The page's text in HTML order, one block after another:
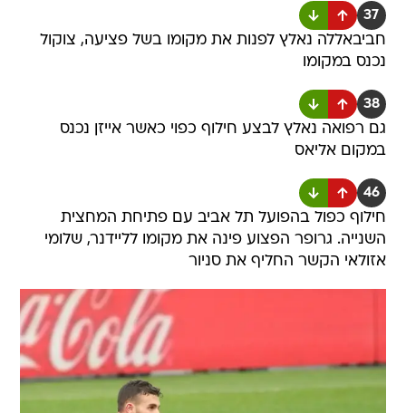
37
חביבאללה נאלץ לפנות את מקומו בשל פציעה, צוקול
נכנס במקומו
38
גם רפואה נאלץ לבצע חילוף כפוי כאשר אייזן נכנס
במקום אליאס
46
חילוף כפול בהפועל תל אביב עם פתיחת המחצית
השנייה. גרופר הפצוע פינה את מקומו לליידנר, שלומי
אזולאי הקשר החליף את סניור